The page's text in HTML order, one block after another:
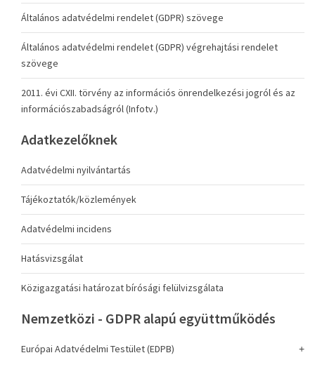
Általános adatvédelmi rendelet (GDPR) szövege
Általános adatvédelmi rendelet (GDPR) végrehajtási rendelet
szövege
2011. évi CXII. törvény az információs önrendelkezési jogról és az
információszabadságról (Infotv.)
Adatkezelőknek
Adatvédelmi nyilvántartás
Tájékoztatók/közlemények
Adatvédelmi incidens
Hatásvizsgálat
Közigazgatási határozat bírósági felülvizsgálata
Nemzetközi - GDPR alapú együttműködés
Európai Adatvédelmi Testület (EDPB)